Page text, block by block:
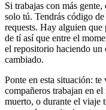
Si trabajas con más
solo tú. Tendrás código
requests. Hay alguien que
de tí así que entre el
el repositorio haciendo un
cambiado.
Ponte en esta situación: te
compañeros trabajan en
muerto, o durante el viaje